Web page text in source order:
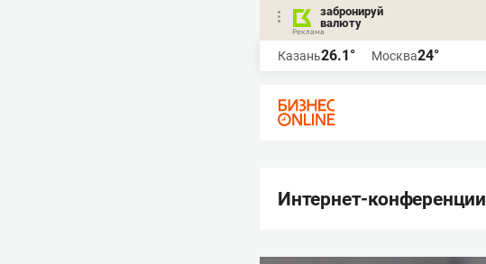
забронируй
валюту
Казань26.1° Москва24°
Интернет-конференции